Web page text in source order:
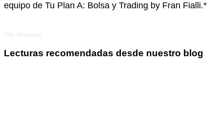
equipo de Tu Plan A: Bolsa y Trading by Fran Fialli.*
2dic-finanzas
Lecturas recomendadas desde nuestro blog